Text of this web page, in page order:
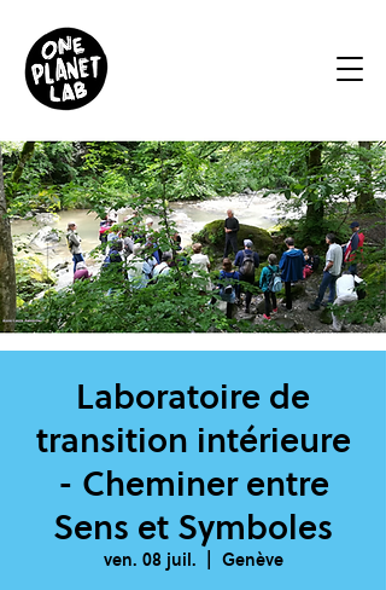
Laboratoire de
transition intérieure
- Cheminer entre
Sens et Symboles
ven. 08 juil.
Genève